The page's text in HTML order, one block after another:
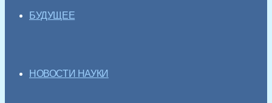
БУДУЩЕЕ
НОВОСТИ НАУКИ